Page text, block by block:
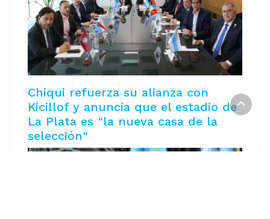
Chiqui refuerza su alianza con
Kicillof y anuncia que el estadio de
La Plata es "la nueva casa de la
selección"